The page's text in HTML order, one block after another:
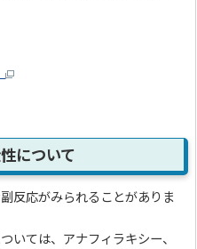
について
反応がみられることがありま
いては、アナフィラキシー、